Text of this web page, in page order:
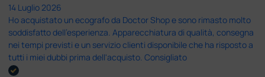
14 Luglio 2026
Ho acquistato un ecografo da Doctor Shop e sono rimasto molto
soddisfatto dell'esperienza. Apparecchiatura di qualità, consegna
nei tempi previsti e un servizio clienti disponibile che ha risposto a
tutti i miei dubbi prima dell'acquisto. Consigliato